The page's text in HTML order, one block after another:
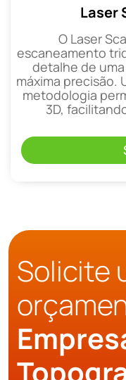
Laser
O Laser
escaneamento
detalhe de
máxima precisão.
metodologia
3D,
Solicite